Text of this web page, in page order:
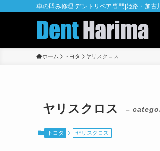
車の凹み修理 デントリペア専門|姫路・加
ホーム トヨタ ヤリスクロス
ヤリスクロス –
トヨタ ヤリスクロス